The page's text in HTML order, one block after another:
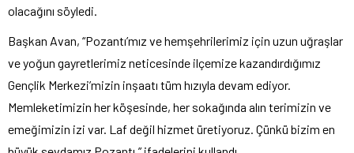
olacağını söyledi.
Başkan Avan, “Pozantı’mız ve hemşehrilerimiz için uzun uğraşlar
ve yoğun gayretlerimiz neticesinde ilçemize kazandırdığımız
Gençlik Merkezi’mizin inşaatı tüm hızıyla devam ediyor.
Memleketimizin her köşesinde, her sokağında alın terimizin ve
emeğimizin izi var. Laf değil hizmet üretiyoruz. Çünkü bizim en